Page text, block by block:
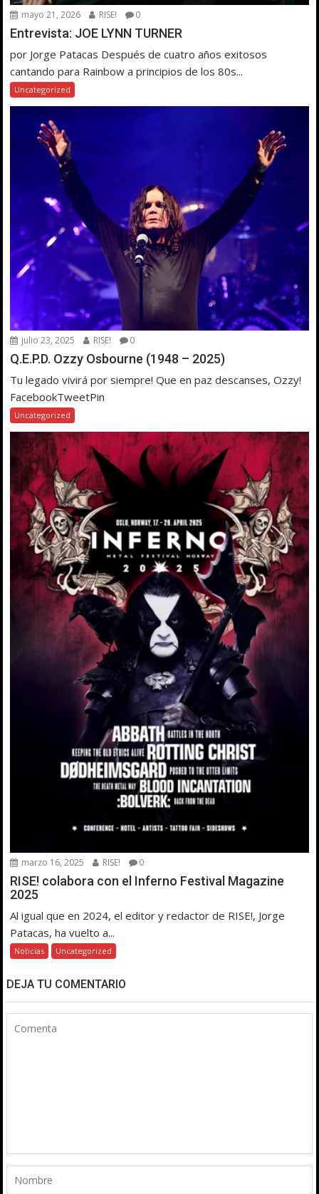
mayo 21, 2026 RISE! 0
Entrevista: JOE LYNN TURNER
por Jorge Patacas Después de cuatro años exitosos
cantando para Rainbow a principios de los 80s...
Uncategorized
julio 23, 2025 RISE! 0
Q.E.P.D. Ozzy Osbourne (1948 – 2025)
Tu legado vivirá por siempre! Que en paz descanses, Ozzy!
FacebookTweetPin
Uncategorized
marzo 16, 2025 RISE! 0
RISE! colabora con el Inferno Festival Magazine
2025
Al igual que en 2024, el editor y redactor de RISE!, Jorge
Patacas, ha vuelto a...
Noticias Uncategorized
DEJA TU COMENTARIO